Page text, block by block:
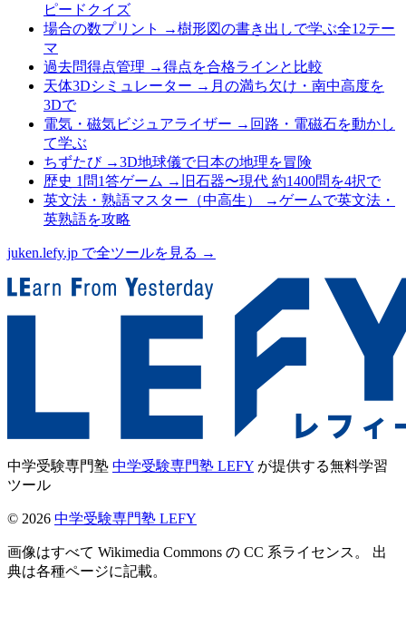
ピードクイズ
場合の数プリント
→樹形図の書き出しで学ぶ全12テー
マ
過去問得点管理 →得点を合格ラインと比較
天体3Dシミュレーター → 月の満ち欠け・南中高度を
3Dで
電気・磁気ビジュアライザー → 回路・電磁石を動かし
て学ぶ
ちずたび→3D地球儀で日本の地理を冒険
歴史 1問1答ゲーム → 旧石器〜現代 約1400問を4択で
英文法・熟語マスター（中高生）
→ゲームで英文法・
英熟語を攻略
juken.lefy.jp で全ツールを見る →
中学受験専門塾 中学受験専門塾 LEFY が提供する無料学習
ツール
© 2026 中学受験専門塾 LEFY
画像はすべて Wikimedia Commons の CC 系ライセンス。 出
典は各種ページに記載。